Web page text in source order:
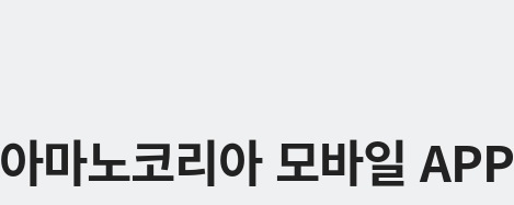
아마노코리아 모바일 APP